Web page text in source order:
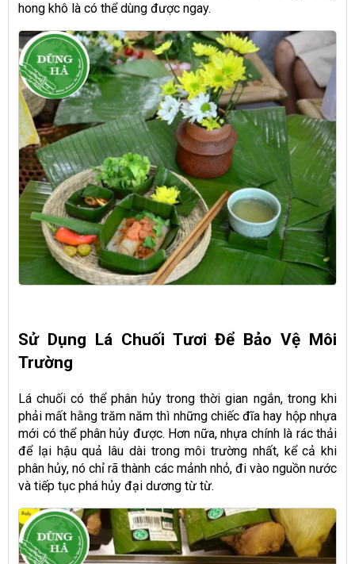
hong khô là có thể dùng được ngay.
Sử Dụng Lá Chuối Tươi Để Bảo Vệ Môi
Trường
Lá chuối có thể phân hủy trong thời gian ngắn, trong khi
phải mất hằng trăm năm thì những chiếc đĩa hay hộp nhựa
mới có thể phân hủy được. Hơn nữa, nhựa chính là rác thải
để lại hậu quả lâu dài trong môi trường nhất, kể cả khi
phân hủy, nó chỉ rã thành các mảnh nhỏ, đi vào nguồn nước
và tiếp tục phá hủy đại dương từ từ.